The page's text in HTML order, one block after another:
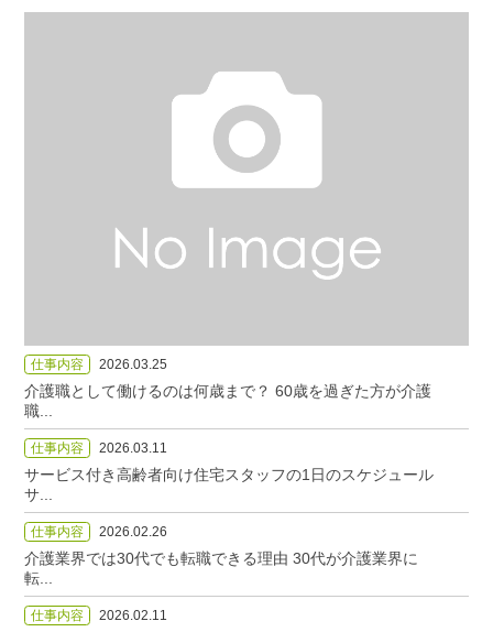
仕事内容 2026.03.25
介護職として働けるのは何歳まで？ 60歳を過ぎた方が介護
職...
仕事内容 2026.03.11
サービス付き高齢者向け住宅スタッフの1日のスケジュール
サ...
仕事内容 2026.02.26
介護業界では30代でも転職できる理由 30代が介護業界に
転...
仕事内容 2026.02.11